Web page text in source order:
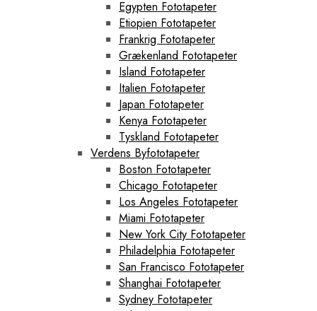
Egypten Fototapeter
Etiopien Fototapeter
Frankrig Fototapeter
Grækenland Fototapeter
Island Fototapeter
Italien Fototapeter
Japan Fototapeter
Kenya Fototapeter
Tyskland Fototapeter
Verdens Byfototapeter
Boston Fototapeter
Chicago Fototapeter
Los Angeles Fototapeter
Miami Fototapeter
New York City Fototapeter
Philadelphia Fototapeter
San Francisco Fototapeter
Shanghai Fototapeter
Sydney Fototapeter